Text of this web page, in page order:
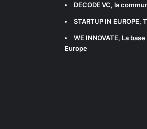
DECODE VC, la
STARTUP IN EUROPE,
WE INNOVATE, La
Europe